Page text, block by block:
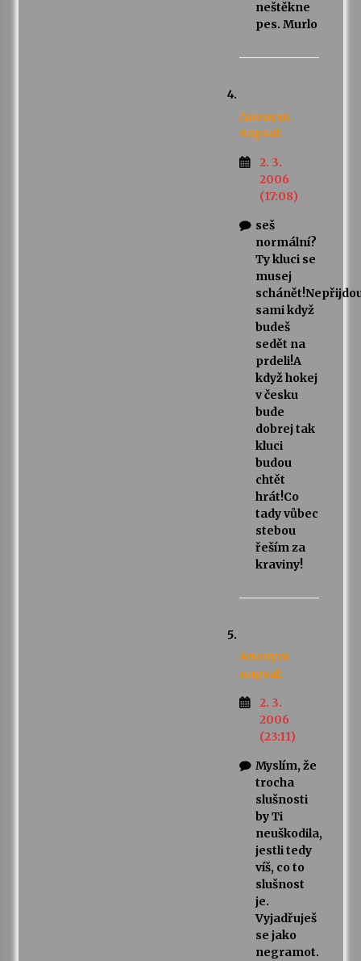
neštěkne
pes. Murlo
Anonym
napsal:
2. 3.
2006
(17:08)
seš
normální?
Ty kluci se
musej
sami když
budeš
sedět na
prdeli!A
když hokej
v česku
bude
dobrej tak
kluci
budou
chtět
hrát!Co
tady vůbec
stebou
řeším za
kraviny!
Anonym
napsal:
2. 3.
2006
(23:11)
Myslím, že
trocha
slušnosti
by Ti
neuškodila,
jestli tedy
víš, co to
slušnost
je.
Vyjadřuješ
se jako
negramot.